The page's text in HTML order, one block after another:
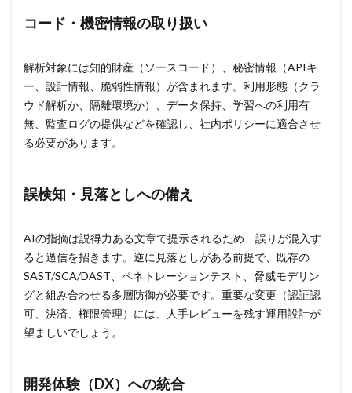
コード・機密情報の取り扱い
解析対象には知的財産（ソースコード）、秘密情報（APIキ
ー、設計情報、脆弱性情報）が含まれます。利用形態（クラ
ウド解析か、隔離環境か）、データ保持、学習への利用有
無、監査ログの提供などを確認し、社内ポリシーに適合させ
る必要があります。
誤検知・見落としへの備え
AIの指摘は説得力ある文章で提示されるため、誤りが混入す
ると過信を招きます。逆に見落としがある前提で、既存の
SAST/SCA/DAST、ペネトレーションテスト、脅威モデリン
グと組み合わせる多層防御が必要です。重要な変更（認証認
可、決済、権限管理）には、人手レビューを残す運用設計が
望ましいでしょう。
開発体験（DX）への統合